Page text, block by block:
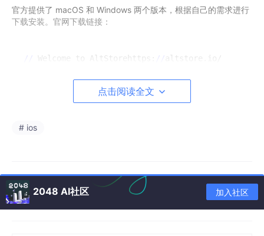
官方提供了 macOS 和 Windows 两个版本，根据自己的需求进行
下载安装。官网下载链接：
// Welcome to AltStorehttps: // altstore.io/
下载安装完成后，AltServer 没有应用程序主界面，在电脑右上角
点击阅读全文
# ios
2048 AI社区 加入社区